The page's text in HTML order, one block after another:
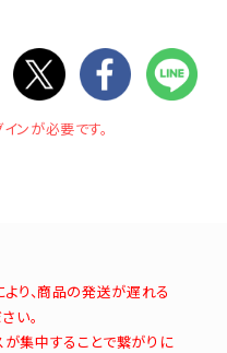
ンが必要です。
り、商品の発送が遅れる
い。
集中することで繋がりに